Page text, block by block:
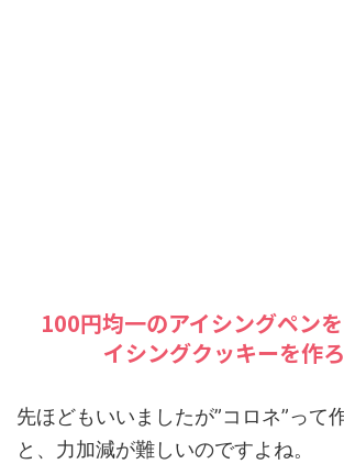
100円均一のアイシングペン
イシングクッキーを作
先ほどもいいましたが”コロネ”って
と、力加減が難しいのですよね。